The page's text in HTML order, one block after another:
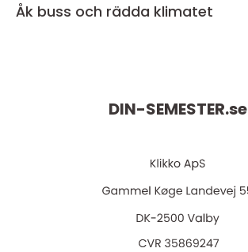
Åk buss och rädda klimatet
DIN-SEMESTER.se